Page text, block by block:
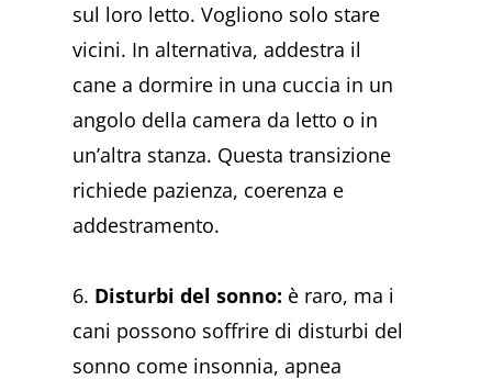
sul loro letto. Vogliono solo stare
vicini. In alternativa, addestra il
cane a dormire in una cuccia in un
angolo della camera da letto o in
un’altra stanza. Questa transizione
richiede pazienza, coerenza e
addestramento.
6. Disturbi del sonno: è raro, ma i
cani possono soffrire di disturbi del
sonno come insonnia, apnea